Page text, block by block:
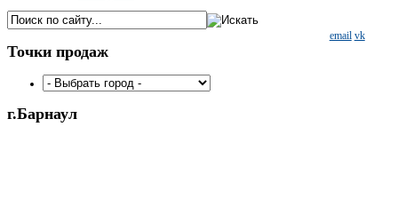
email vk
Точки продаж
г.Барнаул